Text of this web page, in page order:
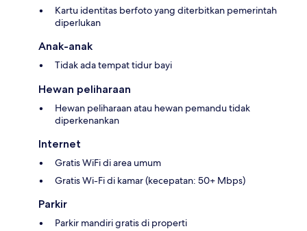
Kartu identitas berfoto yang diterbitkan pemerintah
diperlukan
Anak-anak
Tidak ada tempat tidur bayi
Hewan peliharaan
Hewan peliharaan atau hewan pemandu tidak
diperkenankan
Internet
Gratis WiFi di area umum
Gratis Wi-Fi di kamar (kecepatan: 50+ Mbps)
Parkir
Parkir mandiri gratis di properti